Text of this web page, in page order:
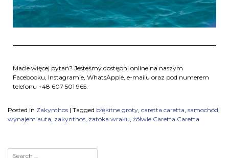
Macie więcej pytań? Jesteśmy dostępni online na naszym
Facebooku, Instagramie, WhatsAppie, e-mailu oraz pod numerem
telefonu +48 607 501 965.
Posted in Zakynthos | Tagged błękitne groty caretta caretta samochód
wynajem auta zakynthos zatoka wraku żółwie Caretta Caretta